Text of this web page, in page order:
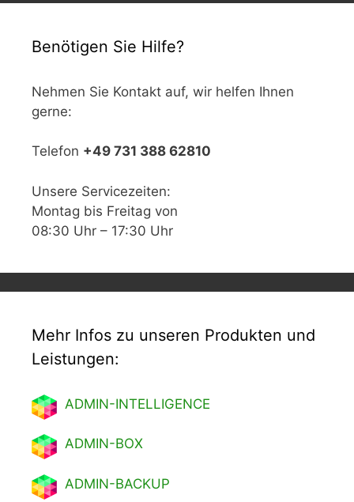
Benötigen Sie Hilfe?
Nehmen Sie Kontakt auf, wir helfen Ihnen
gerne:
Telefon +49 731 388 62810
Unsere Servicezeiten:
Montag bis Freitag von
08:30 Uhr – 17:30 Uhr
Mehr Infos zu unseren Produkten und
Leistungen:
ADMIN-INTELLIGENCE
ADMIN-BOX
ADMIN-BACKUP